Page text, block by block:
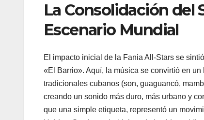
La Consolidación del
Escenario Mundial
El impacto inicial de la Fania All-Stars se
«El Barrio». Aquí, la música se convirtió en
tradicionales cubanos (son, guaguancó,
creando un sonido más duro, más urbano y
que una simple etiqueta, representó un